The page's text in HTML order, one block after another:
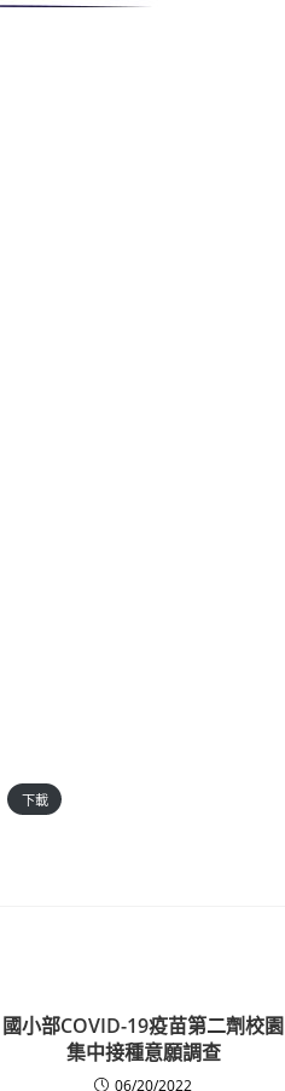
下載
國小部COVID-19疫苗第二劑校園
集中接種意願調查
06/20/2022